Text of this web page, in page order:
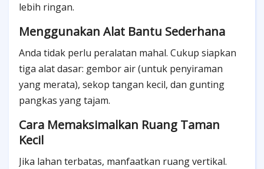
lebih ringan.
Menggunakan Alat Bantu Sederhana
Anda tidak perlu peralatan mahal. Cukup siapkan
tiga alat dasar: gembor air (untuk penyiraman
yang merata), sekop tangan kecil, dan gunting
pangkas yang tajam.
Cara Memaksimalkan Ruang Taman
Kecil
Jika lahan terbatas, manfaatkan ruang vertikal.